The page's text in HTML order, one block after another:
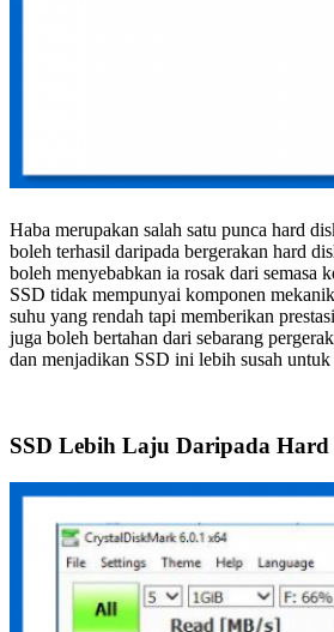
Haba merupakan salah satu punca hard
boleh terhasil daripada bergerakan hard
boleh menyebabkan ia rosak dari semasa
SSD tidak mempunyai komponen
suhu yang rendah tapi memberikan
juga boleh bertahan dari sebarang
dan menjadikan SSD ini lebih susah untuk
SSD Lebih Laju Daripada Hard